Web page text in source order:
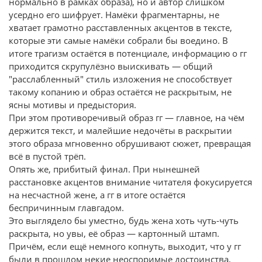
усердно его шифрует. Намёки фрагментарны, не
хватает грамотно расставленных акцентов в тексте,
которые эти самые намёки собрали бы воедино. В
итоге трагизм остаётся в потенциале, информацию о гг
приходится скрупулёзно выискивать — общий
"расслабленный" стиль изложения не способствует
такому копанию и образ остаётся не раскрытым, не
ясны мотивы и предыстория.
При этом противоречивый образ гг — главное, на чём
держится текст, и малейшие недочёты в раскрытии
этого образа мгновенно обрушивают сюжет, превращая
всё в пустой трёп.
Опять же, прибитый финал. При нынешней
расстановке акцентов внимание читателя фокусируется
на несчастной жене, а гг в итоге остаётся
беспричинным главгадом.
Это выглядело бы уместно, будь жена хоть чуть-чуть
раскрыта, но увы, её образ — картонный штамп.
Причём, если ещё немного копнуть, выходит, что у гг
были в прошлом некие неоспоримые достоинства,